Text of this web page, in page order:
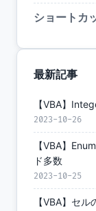
ショートカ
最新記事
【VBA】
2023-10-26
【VBA】
ド多数
2023-10-25
【VBA】セ